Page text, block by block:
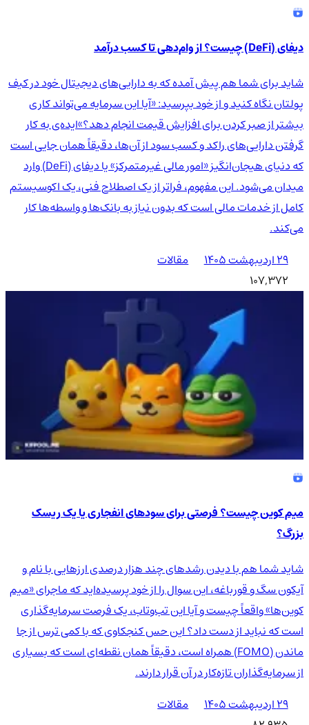
دیفای (DeFi) چیست؟ از وام‌دهی تا کسب درآمد
شاید برای شما هم پیش آمده که به دارایی‌های دیجیتال خود در کیف
پولتان نگاه کنید و از خود بپرسید: «آیا این سرمایه می‌تواند کاری
بیشتر از صبر کردن برای افزایش قیمت انجام دهد؟»ایده‌ی به کار
گرفتن دارایی‌های راکد و کسب سود از آن‌ها، دقیقاً همان جایی است
که دنیای هیجان‌انگیز «امور مالی غیرمتمرکز» یا دیفای (DeFi) وارد
میدان می‌شود. این مفهوم، فراتر از یک اصطلاح فنی، یک اکوسیستم
کامل از خدمات مالی است که بدون نیاز به بانک‌ها و واسطه‌ها کار
می‌کند.
۲۹ اردیبهشت ۱۴۰۵
مقالات
107,372
میم کوین چیست؟ فرصتی برای سودهای انفجاری یا یک ریسک
بزرگ؟
شاید شما هم با دیدن رشدهای چند هزار درصدی ارزهایی با نام و
آیکون سگ و قورباغه، این سوال را از خود پرسیده‌اید که ماجرای «میم
کوین‌ها» واقعاً چیست و آیا این تب‌وتاب، یک فرصت سرمایه‌گذاری
است که نباید از دست داد؟ این حس کنجکاوی که با کمی ترس از جا
ماندن (FOMO) همراه است، دقیقاً همان نقطه‌ای است که بسیاری
از سرمایه‌گذاران تازه‌کار در آن قرار دارند.
۲۹ اردیبهشت ۱۴۰۵
مقالات